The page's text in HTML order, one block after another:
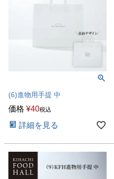
(6)進物用手提 中
価格 ¥40税込
詳細を見る